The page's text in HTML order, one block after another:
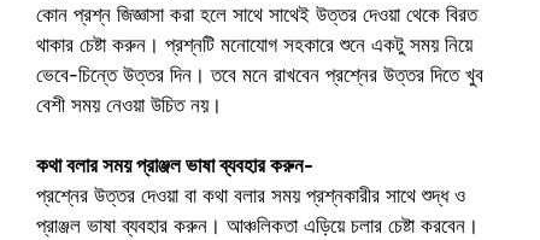
কোন প্রশ্ন জিজ্ঞাসা করা হলে সাথে সাথেই উত্তর দেওয়া থেকে বিরত
থাকার চেষ্টা করুন। প্রশ্নটি মনোযোগ সহকারে শুনে একটু সময় নিয়ে
ভেবে-চিন্তে উত্তর দিন। তবে মনে রাখবেন প্রশ্নের উত্তর দিতে খুব
বেশী সময় নেওয়া উচিত নয়।
কথা বলার সময় প্রাঞ্জল ভাষা ব্যবহার করুন-
প্রশ্নের উত্তর দেওয়া বা কথা বলার সময় প্রশ্নকারীর সাথে শুদ্ধ ও
প্রাঞ্জল ভাষা ব্যবহার করুন। আঞ্চলিকতা এড়িয়ে চলার চেষ্টা করবেন।